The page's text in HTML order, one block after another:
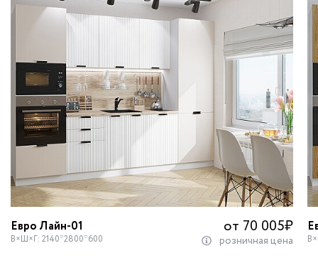
Евро Лайн-01 от 70 005₽
В×Ш×Г: 2140*2800*600 розничная цена